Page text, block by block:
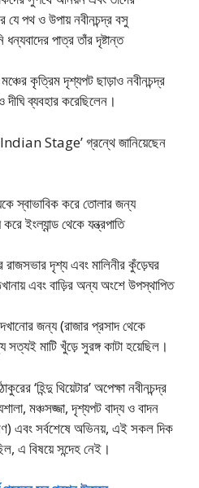
যে পথ ও উপায় নবীনচন্দ্র বসু
পাত্র তাঁর দৃষ্টান্ত
কৃত্রিম দৃশ্যপট ছাড়াও নবীনচন্দ্র
ব্যবহার করেছিলেন।
Stage’ গ্রন্থে জানিয়েছেন
স্বাভাবিক করে তোলার জন্য
ইংল্যান্ড থেকে যন্ত্রপাতি
রাজসভার দৃশ্য এবং মালিনীর কুঁড়েঘর
এবং বাড়ির অন্য অংশে উপস্থাপিত
জন্য (রাজার প্রসাদ থেকে
সত্যই মাটি খুঁড়ে সুরঙ্গ কাটা হয়েছিল।
‘হিন্দু থিয়েটার’ অপেক্ষা নবীনচন্দ্র
মঞ্চসজ্জা, দৃশ্যপট বাদ্য ও বাদন
এবং সর্বশেষে অভিনয়, এই সকল দিক
এ বিষয়ে সন্দেহ নেই।